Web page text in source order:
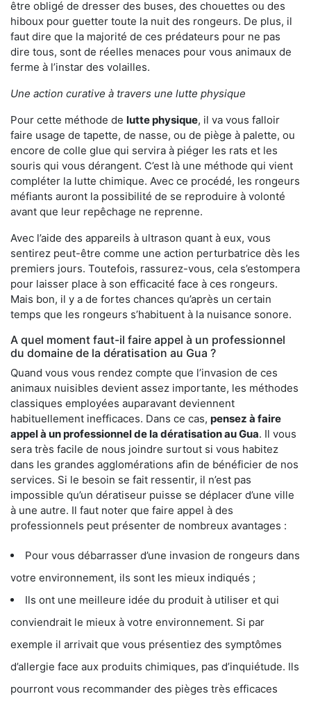
être obligé de dresser des buses, des chouettes ou des
hiboux pour guetter toute la nuit des rongeurs. De plus, il
faut dire que la majorité de ces prédateurs pour ne pas
dire tous, sont de réelles menaces pour vous animaux de
ferme à l’instar des volailles.
Une action curative à travers une lutte physique
Pour cette méthode de lutte physique, il va vous falloir
faire usage de tapette, de nasse, ou de piège à palette, ou
encore de colle glue qui servira à piéger les rats et les
souris qui vous dérangent. C’est là une méthode qui vient
compléter la lutte chimique. Avec ce procédé, les rongeurs
méfiants auront la possibilité de se reproduire à volonté
avant que leur repêchage ne reprenne.
Avec l’aide des appareils à ultrason quant à eux, vous
sentirez peut-être comme une action perturbatrice dès les
premiers jours. Toutefois, rassurez-vous, cela s’estompera
pour laisser place à son efficacité face à ces rongeurs.
Mais bon, il y a de fortes chances qu’après un certain
temps que les rongeurs s’habituent à la nuisance sonore.
A quel moment faut-il faire appel à un professionnel
du domaine de la dératisation au Gua ?
Quand vous vous rendez compte que l’invasion de ces
animaux nuisibles devient assez importante, les méthodes
classiques employées auparavant deviennent
habituellement inefficaces. Dans ce cas, pensez à faire
appel à un professionnel de la dératisation au Gua. Il vous
sera très facile de nous joindre surtout si vous habitez
dans les grandes agglomérations afin de bénéficier de nos
services. Si le besoin se fait ressentir, il n’est pas
impossible qu’un dératiseur puisse se déplacer d’une ville
à une autre. Il faut noter que faire appel à des
professionnels peut présenter de nombreux avantages :
Pour vous débarrasser d’une invasion de rongeurs dans
votre environnement, ils sont les mieux indiqués ;
Ils ont une meilleure idée du produit à utiliser et qui
conviendrait le mieux à votre environnement. Si par
exemple il arrivait que vous présentiez des symptômes
d’allergie face aux produits chimiques, pas d’inquiétude. Ils
pourront vous recommander des pièges très efficaces